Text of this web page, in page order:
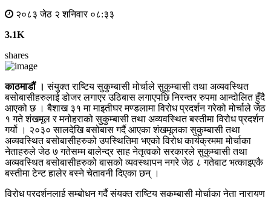
२०८३ जेठ २ शनिवार ०८:३३
3.1K
shares
काठमाडौं । संयुक्त राष्टिय सुकुम्बासी मोर्चाले सुकुम्बासी तथा अव्यवस्थित
बसोबासीहरुलाई डोजर लगाएर उठिबास लगाएपछि निरन्तर रुपमा आन्दोलित हुँदै
आएको छ । बैशाख ३१ मा माइतीघर मण्डलामा विरोध प्रदर्शन गरेको मोर्चाले जेठ
१ गते शंखमूल र मनोहराको सुकुम्बासी तथा अव्यवस्थित बस्तीमा विरोध प्रदर्शन
गर्यो । २०३० सालदेखि बसोबास गर्दै आएका शंखमूलका सुकुम्बासी तथा
अव्यवस्थित बसोबासीहरुको उपस्थितिमा भएको विरोध कार्यक्रममा मोर्चाका
नेताहरुले जेठ ७ गतेसम्म बालेन्द्र साह नेतृत्वको सरकारले सुकुम्बासी तथा
अव्यवस्थित बसोबासीहरुको बासको व्यवस्थापन नगरे जेठ ८ गतेबाट भत्काइएकै
बस्तीमा टेन्ट हालेर बस्ने चेतावनी दिएका छन् ।
विरोध प्रदर्शनलाई सम्बोधन गर्दै संयुक्त राष्टिय सुकुम्बासी मोर्चाका नेता नारायण